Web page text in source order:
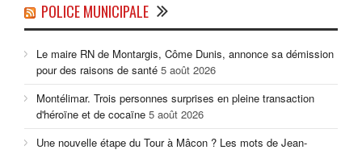
POLICE MUNICIPALE
Le maire RN de Montargis, Côme Dunis, annonce sa démission
pour des raisons de santé 5 août 2026
Montélimar. Trois personnes surprises en pleine transaction
d'héroïne et de cocaïne 5 août 2026
Une nouvelle étape du Tour à Mâcon ? Les mots de Jean-